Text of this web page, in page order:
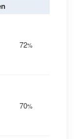
72%
70%